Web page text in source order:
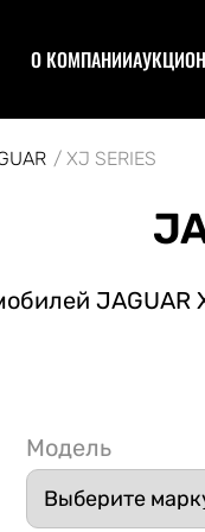
О КОМПАНИИ
XJ SERIES
JAGUAR
Модель